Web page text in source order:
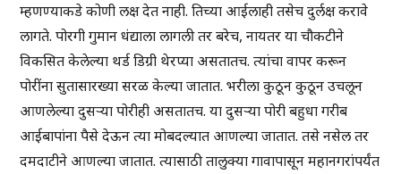
म्हणण्याकडे कोणी लक्ष देत नाही. तिच्या आईलाही तसेच दुर्लक्ष करावे
लागते. पोरगी गुमान धंद्याला लागली तर बरेच, नायतर या चौकटीने
विकसित केलेल्या थर्ड डिग्री थेरप्या असतातच. त्यांचा वापर करून
पोरींना सुतासारख्या सरळ केल्या जातात. भरीला कुठून कुठून उचलून
आणलेल्या दुसऱ्या पोरीही असतातच. या दुसऱ्या पोरी बहुधा गरीब
आईबापांना पैसे देऊन त्या मोबदल्यात आणल्या जातात. तसे नसेल तर
दमदाटीने आणल्या जातात. त्यासाठी तालुक्या गावापासून महानगरांपर्यंत